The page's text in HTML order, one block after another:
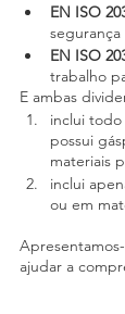
EN ISO
segurança
EN ISO
trabalho
E ambas
inclui
possui
materiais
inclui
ou em
ajudar a